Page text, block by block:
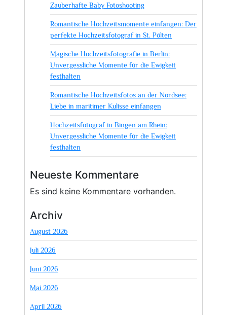
Zauberhafte Baby Fotoshooting
Romantische Hochzeitsmomente einfangen: Der
perfekte Hochzeitsfotograf in St. Pölten
Magische Hochzeitsfotografie in Berlin:
Unvergessliche Momente für die Ewigkeit
festhalten
Romantische Hochzeitsfotos an der Nordsee:
Liebe in maritimer Kulisse einfangen
Hochzeitsfotograf in Bingen am Rhein:
Unvergessliche Momente für die Ewigkeit
festhalten
Neueste Kommentare
Es sind keine Kommentare vorhanden.
Archiv
August 2026
Juli 2026
Juni 2026
Mai 2026
April 2026